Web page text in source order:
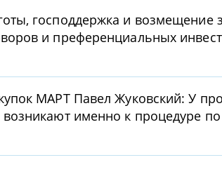
господдержка и возмещение
и преференциальных
МАРТ Павел Жуковский: У
именно к процедуре